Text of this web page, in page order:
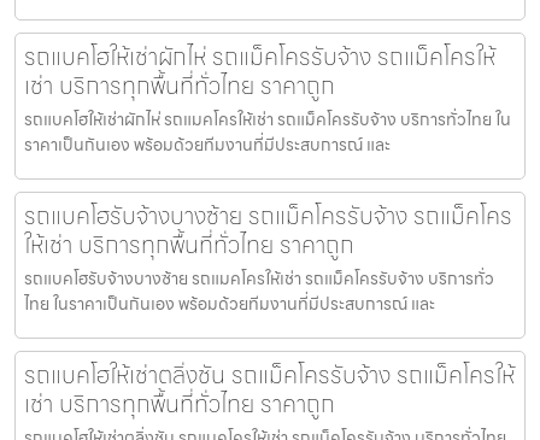
รถแบคโฮให้เช่าผักไห่ รถแม็คโครรับจ้าง รถแม็คโครให้
เช่า บริการทุกพื้นที่ทั่วไทย ราคาถูก
รถแบคโฮให้เช่าผักไห่ รถแมคโครให้เช่า รถแม็คโครรับจ้าง บริการทั่วไทย ใน
ราคาเป็นกันเอง พร้อมด้วยทีมงานที่มีประสบการณ์ และ
รถแบคโฮรับจ้างบางซ้าย รถแม็คโครรับจ้าง รถแม็คโคร
ให้เช่า บริการทุกพื้นที่ทั่วไทย ราคาถูก
รถแบคโฮรับจ้างบางซ้าย รถแมคโครให้เช่า รถแม็คโครรับจ้าง บริการทั่ว
ไทย ในราคาเป็นกันเอง พร้อมด้วยทีมงานที่มีประสบการณ์ และ
รถแบคโฮให้เช่าตลิ่งชัน รถแม็คโครรับจ้าง รถแม็คโครให้
เช่า บริการทุกพื้นที่ทั่วไทย ราคาถูก